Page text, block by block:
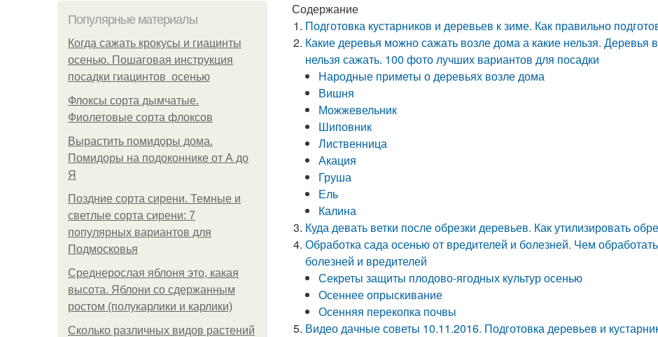
Популярные материалы
Когда сажать крокусы и гиацинты
осенью. Пошаговая инструкция
посадки гиацинтов осенью
Флоксы сорта дымчатые.
Фиолетовые сорта флоксов
Вырастить помидоры дома.
Помидоры на подоконнике от А до
Я
Поздние сорта сирени. Темные и
светлые сорта сирени: 7
популярных вариантов для
Подмосковья
Среднерослая яблоня это, какая
высота. Яблони со сдержанным
ростом (полукарлики и карлики)
Сколько различных видов растений
Содержание
Подготовка кустарников и деревьев к зиме. Как правильно
Какие деревья можно сажать возле дома а какие нельзя.
нельзя сажать. 100 фото лучших вариантов для посадки
Народные приметы о деревьях возле дома
Вишня
Можжевельник
Шиповник
Лиственница
Акация
Груша
Ель
Калина
Куда девать ветки после обрезки деревьев. Как утилизировать
Обработка сада осенью от вредителей и болезней. Чем
болезней и вредителей
Секреты защиты плодово-ягодных культур осенью
Осеннее опрыскивание
Осенняя перекопка почвы
Видео дачные советы 10.11.2016. Подготовка деревьев и